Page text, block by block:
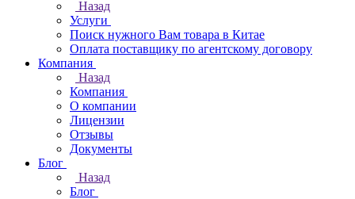
Назад
Услуги
Поиск нужного Вам товара в Китае
Оплата поставщику по агентскому договору
Компания
Назад
Компания
О компании
Лицензии
Отзывы
Документы
Блог
Назад
Блог